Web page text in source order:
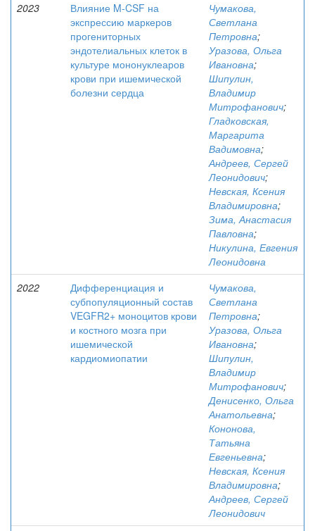
2023
Влияние M-CSF на
экспрессию маркеров
прогениторных
эндотелиальных клеток в
культуре мононуклеаров
крови при ишемической
болезни сердца
Чумакова,
Светлана
Петровна;
Уразова, Ольга
Ивановна;
Шипулин,
Владимир
Митрофанович;
Гладковская,
Маргарита
Вадимовна;
Андреев, Сергей
Леонидович;
Невская, Ксения
Владимировна;
Зима, Анастасия
Павловна;
Никулина, Евгения
Леонидовна
2022
Дифференциация и
субпопуляционный состав
VEGFR2+ моноцитов крови
и костного мозга при
ишемической
кардиомиопатии
Чумакова,
Светлана
Петровна;
Уразова, Ольга
Ивановна;
Шипулин,
Владимир
Митрофанович;
Денисенко, Ольга
Анатольевна;
Кононова,
Татьяна
Евгеньевна;
Невская, Ксения
Владимировна;
Андреев, Сергей
Леонидович